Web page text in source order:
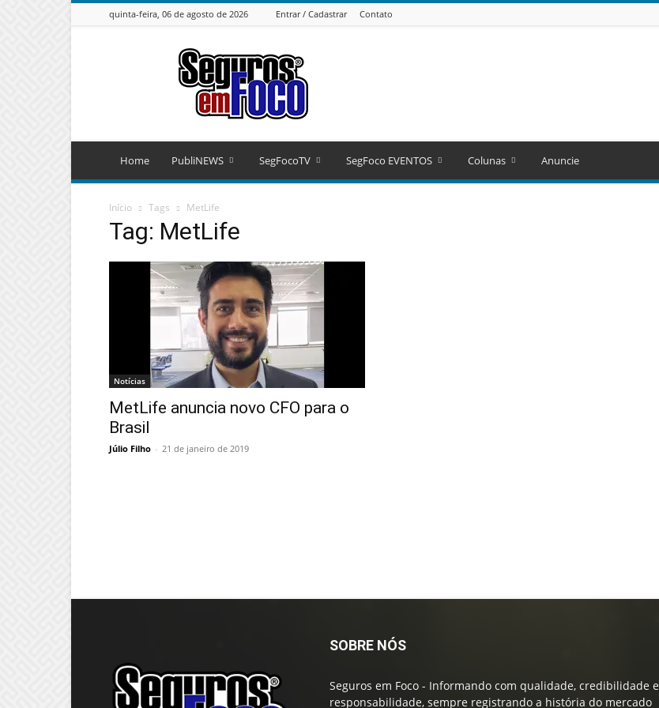
quinta-feira, 06 de agosto de 2026 Entrar / Cadastrar Contato
Seguros
em
Foco
Home PubliNEWS SegFocoTV SegFoco EVENTOS Colunas Anuncie
Início Tags MetLife
Tag: MetLife
Notícias
MetLife anuncia novo CFO para o
Brasil
Júlio Filho - 21 de janeiro de 2019
SOBRE NÓS
Seguros em Foco - Informando com qualidade, credibilidade e
responsabilidade, sempre registrando a história do mercado